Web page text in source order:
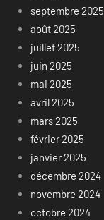
septembre 2025
août 2025
juillet 2025
juin 2025
mai 2025
avril 2025
mars 2025
février 2025
janvier 2025
décembre 2024
novembre 2024
octobre 2024